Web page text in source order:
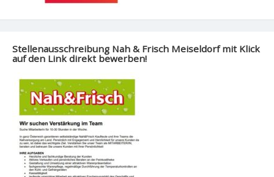
Stellenausschreibung Nah & Frisch Meiseldorf mit Klick
auf den Link direkt bewerben!